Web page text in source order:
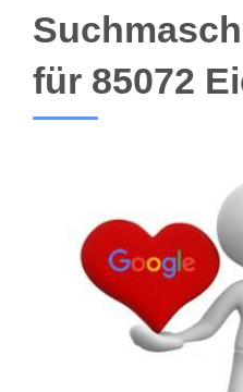
für 85072